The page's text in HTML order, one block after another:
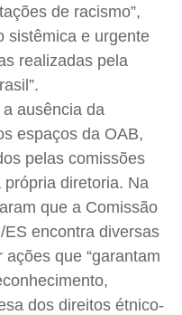
de racismo”,
sistêmica e urgente
realizadas pela
ausência da
espaços da OAB,
pelas comissões
diretoria. Na
que a Comissão
encontra diversas
que “garantam
dos direitos étnico-